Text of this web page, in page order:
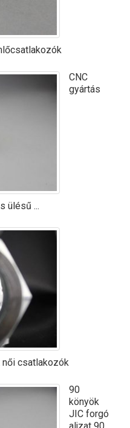
CNC
gyártás
ülésű ...
csatlakozók
90
könyök
JIC forgó
aljzat 90